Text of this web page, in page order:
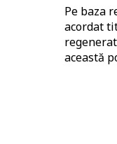
Pe baza
acordat
această